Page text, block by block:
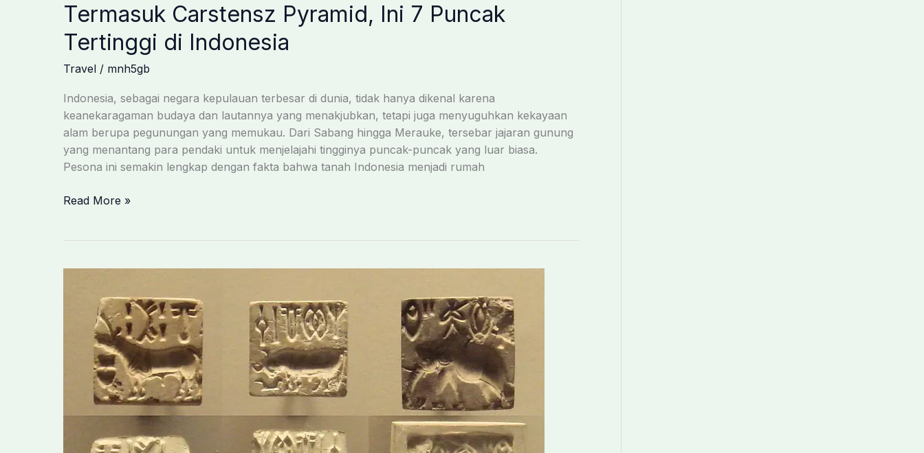
Termasuk Carstensz Pyramid, Ini 7 Puncak
Tertinggi di Indonesia
Travel / mnh5gb
Indonesia, sebagai negara kepulauan terbesar di dunia, tidak hanya dikenal karena
keanekaragaman budaya dan lautannya yang menakjubkan, tetapi juga menyuguhkan kekayaan
alam berupa pegunungan yang memukau. Dari Sabang hingga Merauke, tersebar jajaran gunung
yang menantang para pendaki untuk menjelajahi tingginya puncak-puncak yang luar biasa.
Pesona ini semakin lengkap dengan fakta bahwa tanah Indonesia menjadi rumah
Termasuk
7
Tertinggi
Indonesia
Read More »